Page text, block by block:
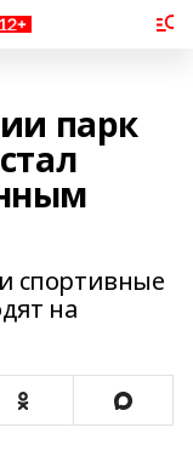
парк
спортивные
на